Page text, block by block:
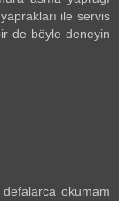
ile servis
de böyle deneyin
defalarca okumam